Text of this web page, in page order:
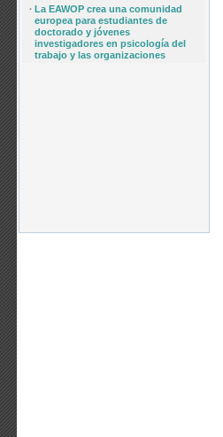
· La EAWOP crea una comunidad
europea para estudiantes de
doctorado y jóvenes
investigadores en psicología del
trabajo y las organizaciones